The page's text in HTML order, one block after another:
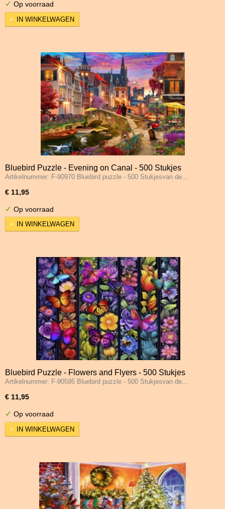
✓ Op voorraad
IN WINKELWAGEN
Bluebird Puzzle - Evening on Canal - 500 Stukjes
Artikelnummer: F-90970 Bluebird puzzle - 500 Stukjesvan de…
€ 11,95
✓ Op voorraad
IN WINKELWAGEN
Bluebird Puzzle - Flowers and Flyers - 500 Stukjes
Artikelnummer: F-90595 Bluebird puzzle - 500 Stukjesvan de…
€ 11,95
✓ Op voorraad
IN WINKELWAGEN